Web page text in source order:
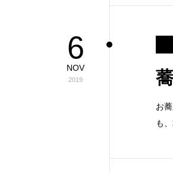
6
NOV
2019
お
も